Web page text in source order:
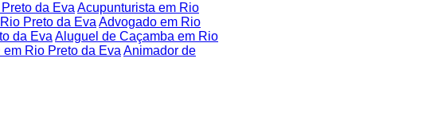
da Eva Acupunturista em Rio
Preto da Eva Advogado em Rio
da Eva Aluguel de Caçamba em Rio
Rio Preto da Eva Animador de